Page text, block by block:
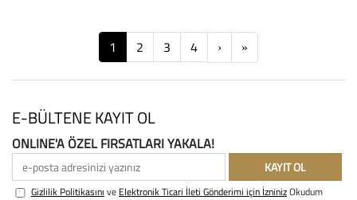
1 2 3 4 ›Next»
E-BÜLTENE KAYIT OL
ONLINE'A ÖZEL FIRSATLARI YAKALA!
e-posta adresinizi yazınız
KAYIT OL
Gizlilik Politikasını ve Elektronik Ticari İleti Gönderimi için İzninizOkudum